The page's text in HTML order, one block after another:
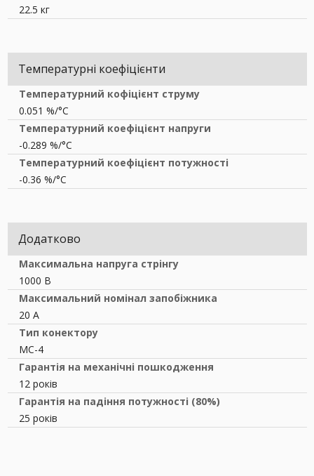
22.5 кг
Температурні коефіцієнти
Температурний кофіцієнт струму
0.051 %/°С
Температурний коефіцієнт напруги
-0.289 %/°С
Температурний коефіцієнт потужності
-0.36 %/°С
Додатково
Максимальна напруга стрінгу
1000 В
Максимальний номінал запобіжника
20 A
Тип конектору
MC-4
Гарантія на механічні пошкодження
12 років
Гарантія на падіння потужності (80%)
25 років